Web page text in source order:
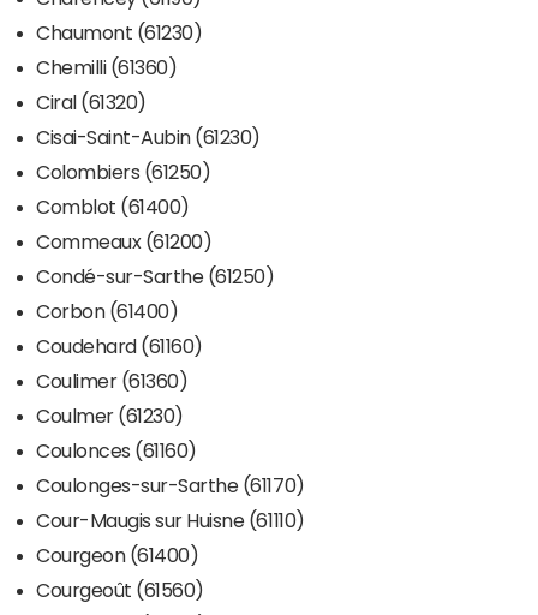
Chaumont (61230)
Chemilli (61360)
Ciral (61320)
Cisai-Saint-Aubin (61230)
Colombiers (61250)
Comblot (61400)
Commeaux (61200)
Condé-sur-Sarthe (61250)
Corbon (61400)
Coudehard (61160)
Coulimer (61360)
Coulmer (61230)
Coulonces (61160)
Coulonges-sur-Sarthe (61170)
Cour-Maugis sur Huisne (61110)
Courgeon (61400)
Courgeoût (61560)